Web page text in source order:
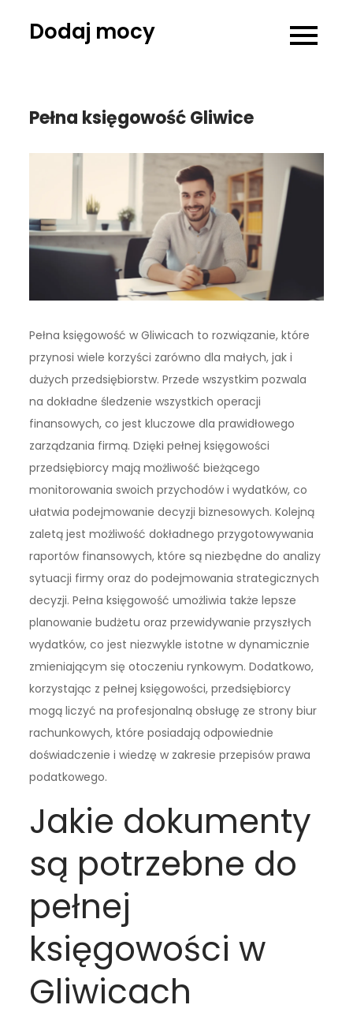
Dodaj mocy
Pełna księgowość Gliwice
Pełna księgowość w Gliwicach to rozwiązanie, które
przynosi wiele korzyści zarówno dla małych, jak i
dużych przedsiębiorstw. Przede wszystkim pozwala
na dokładne śledzenie wszystkich operacji
finansowych, co jest kluczowe dla prawidłowego
zarządzania firmą. Dzięki pełnej księgowości
przedsiębiorcy mają możliwość bieżącego
monitorowania swoich przychodów i wydatków, co
ułatwia podejmowanie decyzji biznesowych. Kolejną
zaletą jest możliwość dokładnego przygotowywania
raportów finansowych, które są niezbędne do analizy
sytuacji firmy oraz do podejmowania strategicznych
decyzji. Pełna księgowość umożliwia także lepsze
planowanie budżetu oraz przewidywanie przyszłych
wydatków, co jest niezwykle istotne w dynamicznie
zmieniającym się otoczeniu rynkowym. Dodatkowo,
korzystając z pełnej księgowości, przedsiębiorcy
mogą liczyć na profesjonalną obsługę ze strony biur
rachunkowych, które posiadają odpowiednie
doświadczenie i wiedzę w zakresie przepisów prawa
podatkowego.
Jakie dokumenty
są potrzebne do
pełnej
księgowości w
Gliwicach